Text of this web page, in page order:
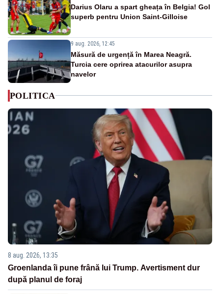
Darius Olaru a spart gheața în Belgia! Gol
superb pentru Union Saint-Gilloise
9 aug. 2026, 12:45
Măsură de urgență în Marea Neagră.
Turcia cere oprirea atacurilor asupra
navelor
POLITICA
8 aug. 2026, 13:35
Groenlanda îi pune frână lui Trump. Avertisment dur
după planul de foraj